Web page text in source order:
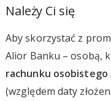
Należy Ci się
Aby skorzystać z
Alior Banku – osobą,
rachunku osobistego
(względem daty